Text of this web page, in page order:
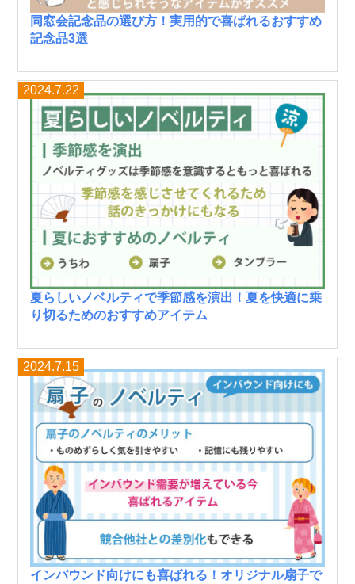
同窓会記念品の選び方！実用的で喜ばれるおすすめ
記念品3選
2024.7.22
夏らしいノベルティで季節感を演出！夏を快適に乗
り切るためのおすすめアイテム
2024.7.15
インバウンド向けにも喜ばれる！オリジナル扇子で